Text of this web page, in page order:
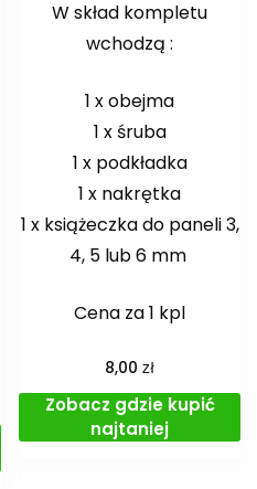
W skład kompletu
wchodzą :
1 x obejma
1 x śruba
1 x podkładka
1 x nakrętka
1 x książeczka do paneli 3,
4, 5 lub 6 mm
Cena za 1 kpl
8,00zł
Zobacz gdzie kupić
najtaniej